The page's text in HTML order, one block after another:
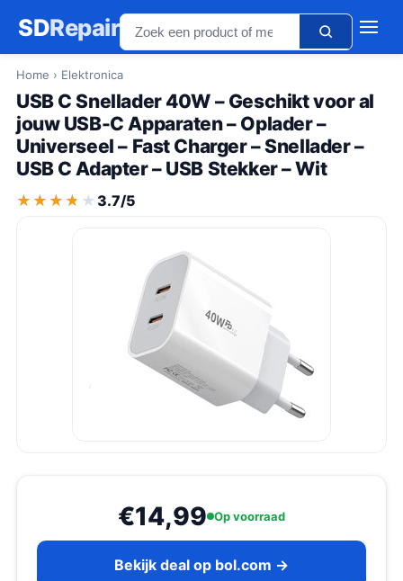
SDRepair
Home › Elektronica
USB C Snellader 40W – Geschikt voor al
jouw USB-C Apparaten – Oplader –
Universeel – Fast Charger – Snellader –
USB C Adapter – USB Stekker – Wit
★★★★★
★★★★★ 3.7/5
€14,99 Op voorraad
Bekijk deal op bol.com →